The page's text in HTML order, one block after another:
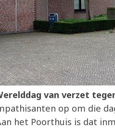
van verzet
op om die
het Poorthuis is dat